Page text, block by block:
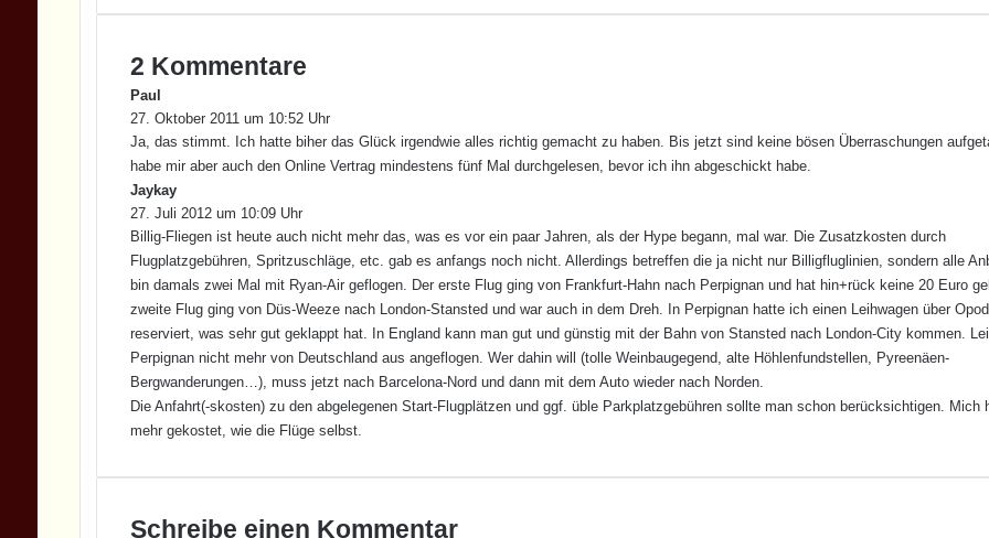
2 Kommentare
Paul
a
g
t
:
27. Oktober 2011 um 10:52 Uhr
Ja, das stimmt. Ich hatte biher das Glück irgendwie alles richtig gemacht zu haben. Bis jetzt sind keine bösen Überraschungen
habe mir aber auch den Online Vertrag mindestens fünf Mal durchgelesen, bevor ich ihn abgeschickt habe.
Jaykays
a
g
t
:
27. Juli 2012 um 10:09 Uhr
Billig-Fliegen ist heute auch nicht mehr das, was es vor ein paar Jahren, als der Hype begann, mal war. Die Zusatzkosten durch
Flugplatzgebühren, Spritzuschläge, etc. gab es anfangs noch nicht. Allerdings betreffen die ja nicht nur Billigfluglinien, sondern alle
bin damals zwei Mal mit Ryan-Air geflogen. Der erste Flug ging von Frankfurt-Hahn nach Perpignan und hat hin+rück keine 20 Euro
zweite Flug ging von Düs-Weeze nach London-Stansted und war auch in dem Dreh. In Perpignan hatte ich einen Leihwagen über
reserviert, was sehr gut geklappt hat. In England kann man gut und günstig mit der Bahn von Stansted nach London-City kommen.
Perpignan nicht mehr von Deutschland aus angeflogen. Wer dahin will (tolle Weinbaugegend, alte Höhlenfundstellen, Pyreenäen-
Bergwanderungen…), muss jetzt nach Barcelona-Nord und dann mit dem Auto wieder nach Norden.
Die Anfahrt(-skosten) zu den abgelegenen Start-Flugplätzen und ggf. üble Parkplatzgebühren sollte man schon berücksichtigen. Mich
mehr gekostet, wie die Flüge selbst.
Schreibe einen Kommentar